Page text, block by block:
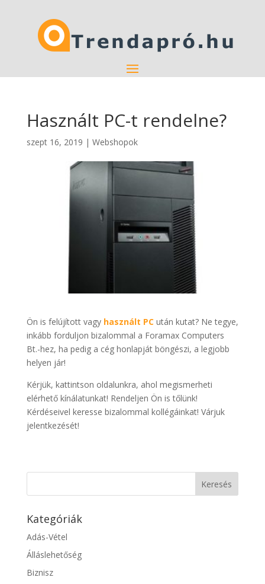
Használt PC-t rendelne?
szept 16, 2019 | Webshopok
Ön is felújított vagy használt PCután kutat? Ne tegye,
inkább forduljon bizalommal a Foramax Computers
Bt.-hez, ha pedig a cég honlapját böngészi, a legjobb
helyen jár!
Kérjük, kattintson oldalunkra, ahol megismerheti
elérhető kínálatunkat! Rendeljen Ön is tőlünk!
Kérdéseivel keresse bizalommal kollégáinkat! Várjuk
jelentkezését!
Kategóriák
Adás-Vétel
Álláslehetőség
Biznisz